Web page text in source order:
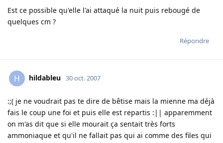
Est ce possible qu'elle l'ai attaqué la nuit puis rebougé de
quelques cm ?
Répondre
H hildableu 30 oct. 2007
:;( je ne voudrait pas te dire de bêtise mais la mienne ma déjà
fais le coup une foi et puis elle est repartis :|| apparemment
on m'as dit que si elle mourait ça sentait très forts
ammoniaque et qu'il ne fallait pas qui ai comme des files qui